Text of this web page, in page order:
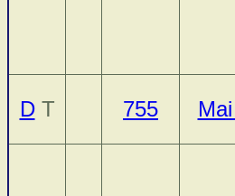
DT 755